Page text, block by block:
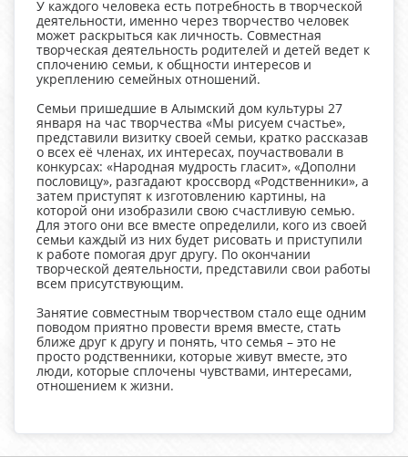
У каждого человека есть потребность в творческой
деятельности, именно через творчество человек
может раскрыться как личность. Совместная
творческая деятельность родителей и детей ведет к
сплочению семьи, к общности интересов и
укреплению семейных отношений.
Семьи пришедшие в Алымский дом культуры 27
января на час творчества «Мы рисуем счастье»,
представили визитку своей семьи, кратко рассказав
о всех её членах, их интересах, поучаствовали в
конкурсах: «Народная мудрость гласит», «Дополни
пословицу», разгадают кроссворд «Родственники», а
затем приступят к изготовлению картины, на
которой они изобразили свою счастливую семью.
Для этого они все вместе определили, кого из своей
семьи каждый из них будет рисовать и приступили
к работе помогая друг другу. По окончании
творческой деятельности, представили свои работы
всем присутствующим.
Занятие совместным творчеством стало еще одним
поводом приятно провести время вместе, стать
ближе друг к другу и понять, что семья – это не
просто родственники, которые живут вместе, это
люди, которые сплочены чувствами, интересами,
отношением к жизни.